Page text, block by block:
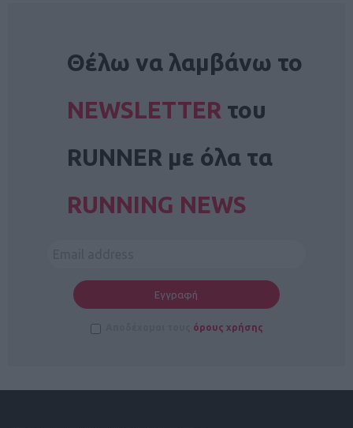
Θέλω να λαμβάνω το
NEWSLETTER του
RUNNER με όλα τα
RUNNING NEWS
όρους χρήσης